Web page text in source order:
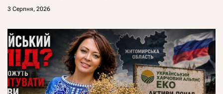
3 Серпня, 2026